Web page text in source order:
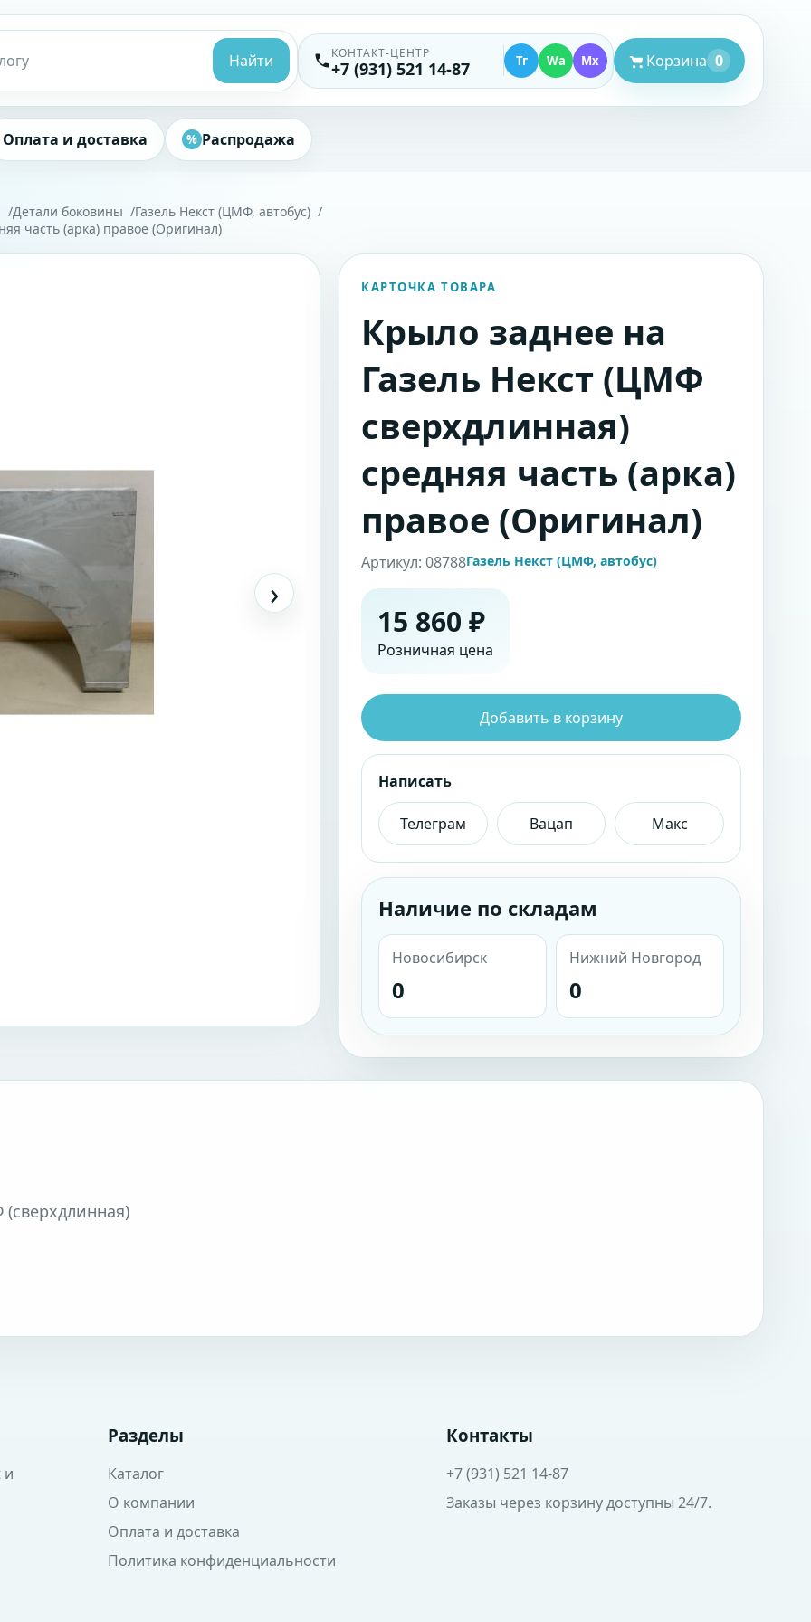
Найти КОНТАКТ-ЦЕНТР
+7 (931) 521 14-87 Тг Wa Mx Корзина 0
Оплата и доставка % Распродажа
Детали боковины
Газель Некст (ЦМФ, автобус)
часть (арка) правое (Оригинал)
›
КАРТОЧКА ТОВАРА
Крыло заднее на
Газель Некст (ЦМФ
сверхдлинная)
средняя часть (арка)
правое (Оригинал)
Артикул: 08788Газель Некст (ЦМФ, автобус)
15 860 ₽
Розничная цена
Добавить в корзину
Написать
Телеграм Вацап Макс
Наличие по складам
Новосибирск
0
Нижний Новгород
0
и
Разделы
Каталог
О компании
Оплата и доставка
Политика конфиденциальности
Контакты
+7 (931) 521 14-87
Заказы через корзину доступны 24/7.